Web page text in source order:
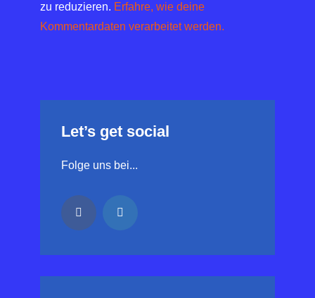
zu reduzieren. Erfahre, wie deine
Kommentardaten verarbeitet werden.
Let’s get social
Folge uns bei...